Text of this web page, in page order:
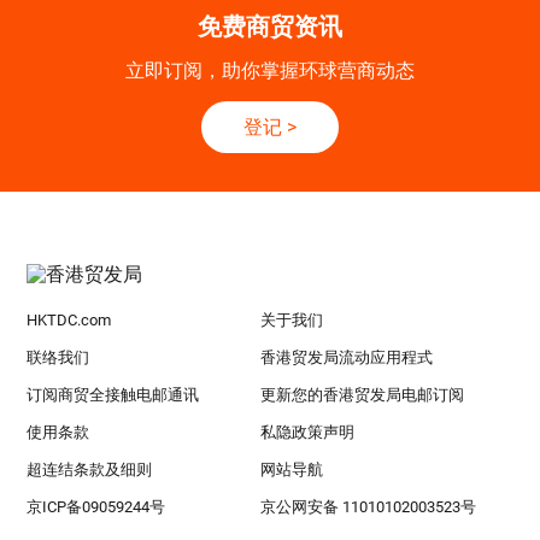
免费商贸资讯
立即订阅，助你掌握环球营商动态
登记 >
HKTDC.com 关于我们
联络我们 香港贸发局流动应用程式
订阅商贸全接触电邮通讯 更新您的香港贸发局电邮订阅
使用条款 私隐政策声明
超连结条款及细则 网站导航
京ICP备09059244号 京公网安备 11010102003523号